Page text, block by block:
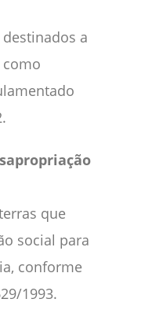
a
como
que
social para
conforme
1993.